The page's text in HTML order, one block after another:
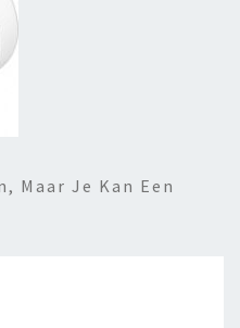
Maar Je Kan Een